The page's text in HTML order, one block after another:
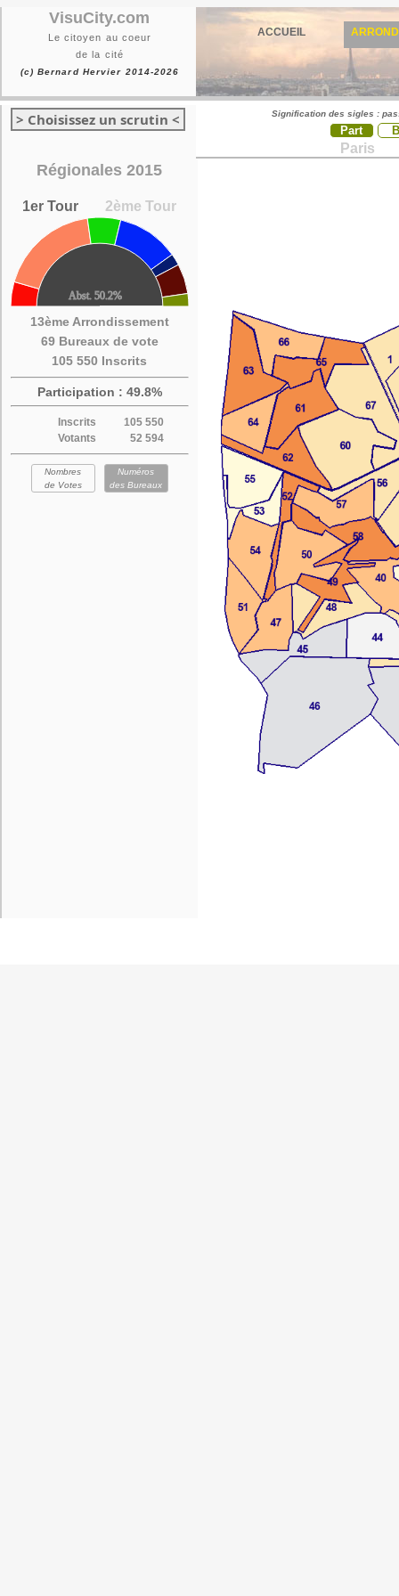
VisuCity.com
Le citoyen au coeur
de la cité
(c) Bernard Hervier 2014-2026
ACCUEIL
> Choisissez un scrutin <
Régionales 2015
1er Tour 2ème Tour
13ème Arrondissement
69 Bureaux de vote
105 550 Inscrits
Participation : 49.8%
Inscrits
105 550
Votants
52 594
Nombres
de Votes
Numéros
des Bureaux
Signification des sigles :
Part
Paris